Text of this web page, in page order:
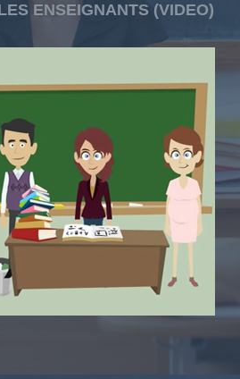
ENSEIGNANTS (VIDEO)